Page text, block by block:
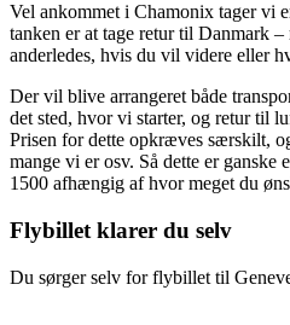
Vel ankommet i Chamonix tager vi
tanken er at tage retur til Danmark
anderledes, hvis du vil videre eller
Der vil blive arrangeret både
det sted, hvor vi starter, og retur til
Prisen for dette opkræves særskilt,
mange vi er osv. Så dette er
1500 afhængig af hvor meget du
Flybillet klarer du selv
Du sørger selv for flybillet til